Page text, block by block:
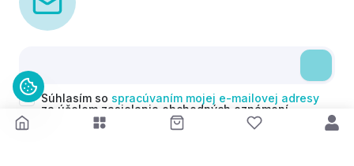
Súhlasím so spracúvaním mojej e-mailovej adresy
za účelom zasielania obchodných oznámení
(newsletterov) v súlade s čl. 6 ods. 1 písm. a)
Nariadenia GDPR. Svoj súhlas môžem kedykoľvek